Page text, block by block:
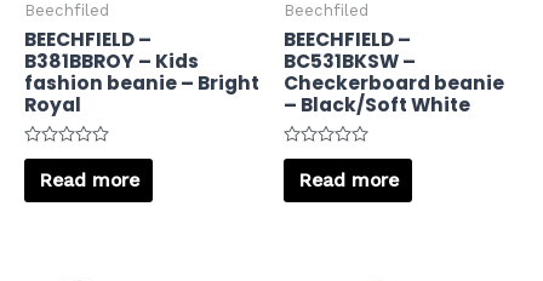
Beechfiled
BEECHFIELD –
B381BBROY – Kids
fashion beanie – Bright
Royal
Rated
out
of
Read more
Beechfiled
BEECHFIELD –
BC531BKSW –
Checkerboard beanie
– Black/Soft White
Rated
out
of
Read more